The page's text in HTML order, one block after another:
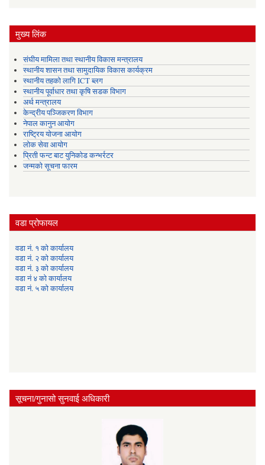
मुख्य लिंक
संघीय मामिला तथा स्थानीय विकास मन्त्रालय
स्थानीय शासन तथा सामुदायिक विकास कार्यक्रम
स्थानीय तहको लागि ICT ब्लग
स्थानीय पूर्वाधार तथा कृषि सडक विभाग
अर्थ मन्त्रालय
केन्द्रीय पञ्जिकरण विभाग
नेपाल कानुन आयोग
राष्ट्रिय योजना आयोग
लोक सेवा आयोग
प्रिती फन्ट बाट युनिकोड कन्भर्रटर
जन्मको सूचना फारम
वडा प्रोफायल
वडा नं. १ को कार्यालय
वडा नं. २ को कार्यालय
वडा नं. ३ को कार्यालय
वडा नं ४ को कार्यालय
वडा नं. ५ को कार्यालय
सूचना/गुनासो सुनवाई अधिकारी